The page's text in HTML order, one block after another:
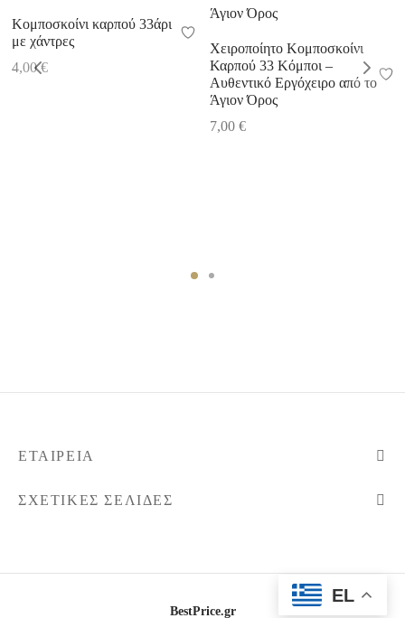
Κομποσκοίνι καρπού 33άρι
με χάντρες
4,00€
Χειροποίητο Κομποσκοίνι
Καρπού 33 Κόμποι –
Αυθεντικό Εργόχειρο από το
Άγιον Όρος
7,00 €
ΕΤΑΙΡΕΊΑ
ΣΧΕΤΙΚΈΣ ΣΕΛΊΔΕΣ
BestPrice.gr
EL